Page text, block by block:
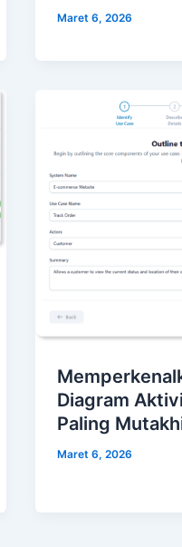
Maret 6, 2026
Diagram
Paling
Maret 6, 2026